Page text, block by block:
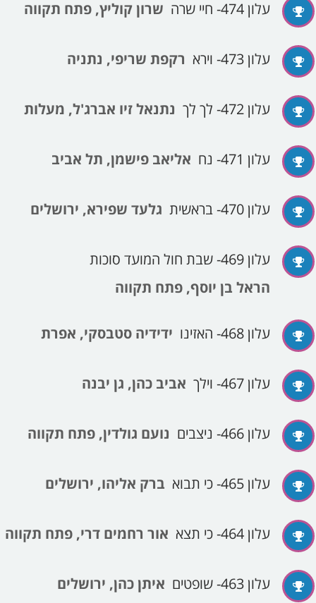
עלון 474- חיי שרה שרון קוליץ, פתח תקווה
עלון 473- וירא רקפת שריפי, נתניה
עלון 472- לך לך נתנאל זיו אברג'ל, מעלות
עלון 471- נח אליאב פישמן, תל אביב
עלון 470- בראשית גלעד שפירא, ירושלים
עלון 469- שבת חול המועד סוכות
הראל בן יוסף, פתח תקווה
עלון 468- האזינו ידידיה סטבסקי, אפרת
עלון 467- וילך אביב כהן, גן יבנה
עלון 466- ניצבים נועם גולדין, פתח תקווה
עלון 465- כי תבוא ברק אליהו, ירושלים
עלון 464- כי תצא אור רחמים דרי, פתח תקווה
עלון 463- שופטים איתן כהן, ירושלים